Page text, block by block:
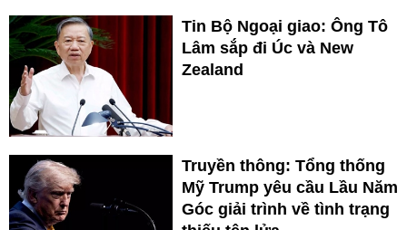
Tin Bộ Ngoại giao: Ông Tô
Lâm sắp đi Úc và New
Zealand
Truyền thông: Tổng thống
Mỹ Trump yêu cầu Lầu Năm
Góc giải trình về tình trạng